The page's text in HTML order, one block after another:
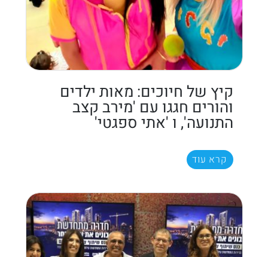
קיץ של חיוכים: מאות ילדים
והורים חגגו עם 'מירב קצב
התנועה', ו 'אתי ספגטי'
קרא עוד